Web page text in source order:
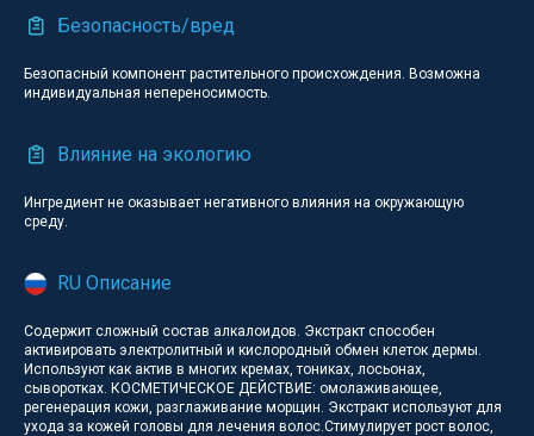
Безопасность/вред
Безопасный компонент растительного происхождения. Возможна
индивидуальная непереносимость.
Влияние на экологию
Ингредиент не оказывает негативного влияния на окружающую
среду.
RU Описание
Содержит сложный состав алкалоидов. Экстракт способен
активировать электролитный и кислородный обмен клеток дермы.
Используют как актив в многих кремах, тониках, лосьонах,
сыворотках. КОСМЕТИЧЕСКОЕ ДЕЙСТВИЕ: омолаживающее,
регенерация кожи, разглаживание морщин. Экстракт используют для
ухода за кожей головы для лечения волос.Стимулирует рост волос,